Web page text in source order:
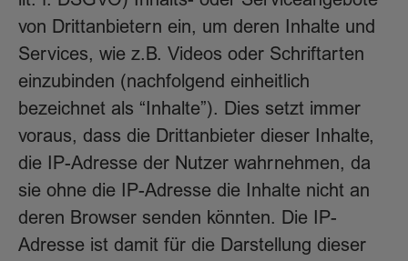
von Drittanbietern ein, um deren Inhalte und
Services, wie z.B. Videos oder Schriftarten
einzubinden (nachfolgend einheitlich
bezeichnet als “Inhalte”). Dies setzt immer
voraus, dass die Drittanbieter dieser Inhalte,
die IP-Adresse der Nutzer wahrnehmen, da
sie ohne die IP-Adresse die Inhalte nicht an
deren Browser senden könnten. Die IP-
Adresse ist damit für die Darstellung dieser